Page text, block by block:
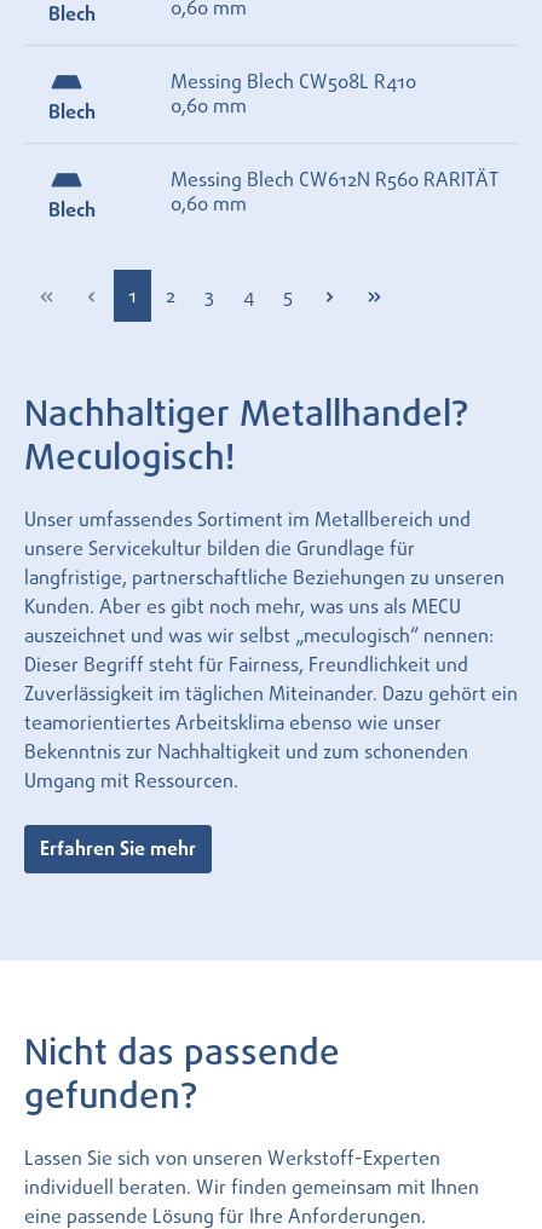
Blech 0,60 mm
Blech
Messing Blech CW508L R410
0,60 mm
Blech
Messing Blech CW612N R560 RARITÄT
0,60 mm
Seite
1 Seite
2 Seite
3 Seite
4 Seite
5
Nachhaltiger Metallhandel?
Meculogisch!
Unser umfassendes Sortiment im Metallbereich und
unsere Servicekultur bilden die Grundlage für
langfristige, partnerschaftliche Beziehungen zu unseren
Kunden. Aber es gibt noch mehr, was uns als MECU
auszeichnet und was wir selbst „meculogisch“ nennen:
Dieser Begriff steht für Fairness, Freundlichkeit und
Zuverlässigkeit im täglichen Miteinander. Dazu gehört ein
teamorientiertes Arbeitsklima ebenso wie unser
Bekenntnis zur Nachhaltigkeit und zum schonenden
Umgang mit Ressourcen.
Erfahren Sie mehr
Nicht das passende
gefunden?
Lassen Sie sich von unseren Werkstoff-Experten
individuell beraten. Wir finden gemeinsam mit Ihnen
eine passende Lösung für Ihre Anforderungen.